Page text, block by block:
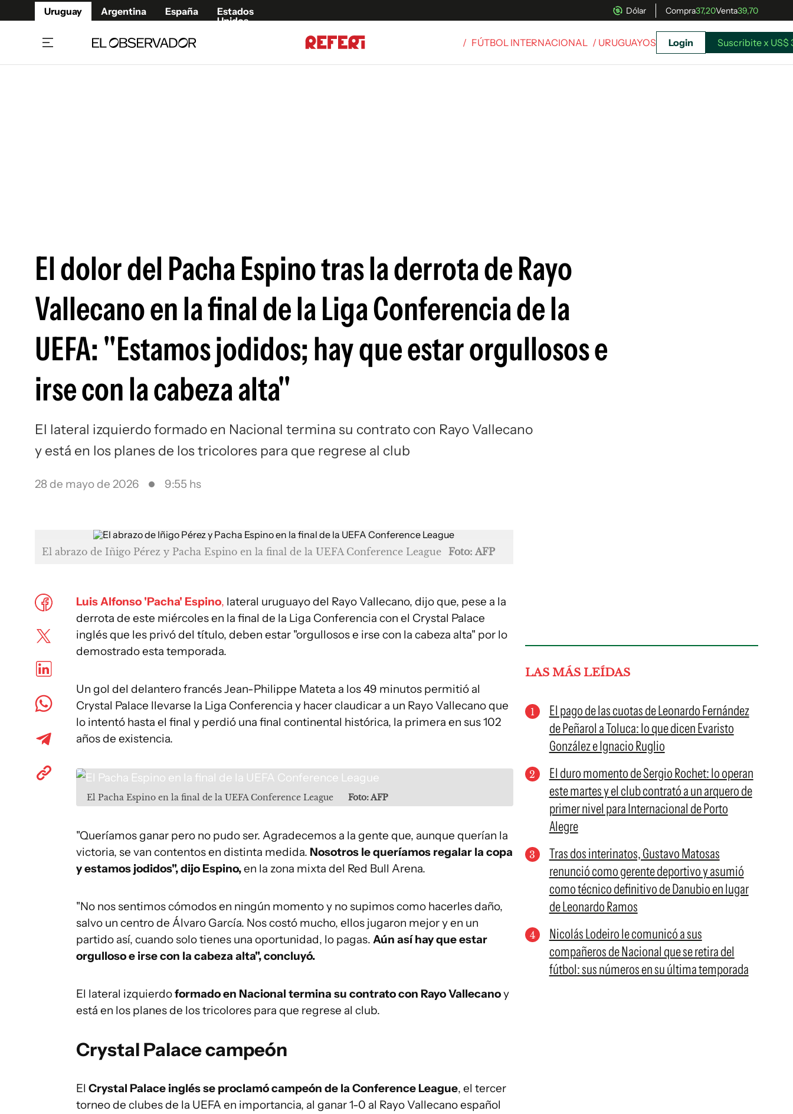
Uruguay Argentina España
Estados
Unidos
Dólar Compra37,20Venta39,70
Siguenos en:
/ FÚTBOL INTERNACIONAL / URUGUAYOS Login Suscribite x US$
El dolor del Pacha Espino tras la derrota de Rayo
Vallecano en la final de la Liga Conferencia de la
UEFA: "Estamos jodidos; hay que estar orgullosos e
irse con la cabeza alta"
El lateral izquierdo formado en Nacional termina su contrato con Rayo Vallecano
y está en los planes de los tricolores para que regrese al club
28 de mayo de 2026 9:55 hs
El abrazo de Iñigo Pérez y Pacha Espino en la final de la UEFA Conference League Foto: AFP
Luis Alfonso 'Pacha' Espino, lateral uruguayo del Rayo Vallecano, dijo que, pese a la
derrota de este miércoles en la final de la Liga Conferencia con el Crystal Palace
inglés que les privó del título, deben estar "orgullosos e irse con la cabeza alta" por lo
demostrado esta temporada.
Un gol del delantero francés Jean-Philippe Mateta a los 49 minutos permitió al
Crystal Palace llevarse la Liga Conferencia y hacer claudicar a un Rayo Vallecano que
lo intentó hasta el final y perdió una final continental histórica, la primera en sus 102
años de existencia.
El Pacha Espino en la final de la UEFA Conference League Foto: AFP
"Queríamos ganar pero no pudo ser. Agradecemos a la gente que, aunque querían la
victoria, se van contentos en distinta medida. Nosotros le queríamos regalar la copa
y estamos jodidos", dijo Espino,en la zona mixta del Red Bull Arena.
"No nos sentimos cómodos en ningún momento y no supimos como hacerles daño,
salvo un centro de Álvaro García. Nos costó mucho, ellos jugaron mejor y en un
partido así, cuando solo tienes una oportunidad, lo pagas. Aún así hay que estar
orgulloso e irse con la cabeza alta", concluyó.
El lateral izquierdoformado en Nacional termina su contrato con Rayo Vallecanoy
está en los planes de los tricolores para que regrese al club.
Crystal Palace campeón
El Crystal Palace inglés se proclamó campeón de la Conference League, el tercer
torneo de clubes de la UEFA en importancia, al ganar 1-0 al Rayo Vallecano español
LAS MÁS LEÍDAS
El pago de las cuotas de Leonardo Fernández
de Peñarol a Toluca: lo que dicen Evaristo
González e Ignacio Ruglio
El duro momento de Sergio Rochet: lo operan
este martes y el club contrató a un arquero de
primer nivel para Internacional de Porto
Alegre
Tras dos interinatos, Gustavo Matosas
renunció como gerente deportivo y asumió
como técnico definitivo de Danubio en lugar
de Leonardo Ramos
Nicolás Lodeiro le comunicó a sus
compañeros de Nacional que se retira del
fútbol: sus números en su última temporada